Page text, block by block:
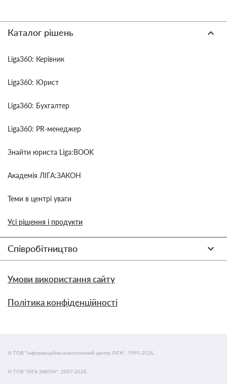
Каталог рішень
Liga360: Керівник
Liga360: Юрист
Liga360: Бухгалтер
Liga360: PR-менеджер
Знайти юриста Liga:BOOK
Академія ЛІГА:ЗАКОН
Теми в центрі уваги
Усі рішення і продукти
Співробітництво
Умови використання сайту
Політика конфіденційності
© ТОВ "інформаційно-аналітичний центр ЛІГА", 1991-2026.
© ТОВ "ЛІГА ЗАКОН", 2007-2026.